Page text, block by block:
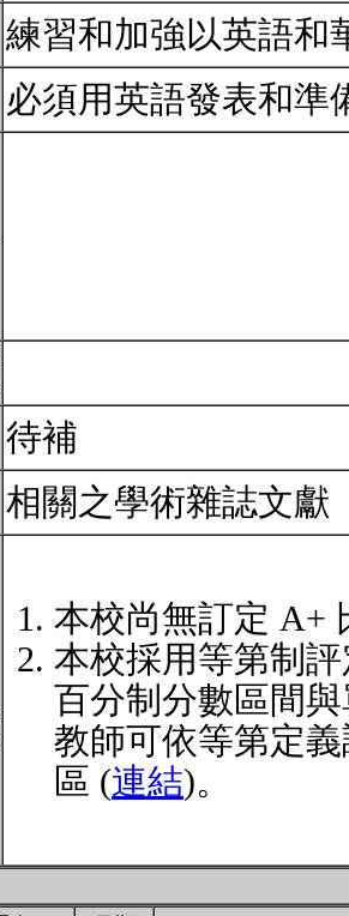
練習和加強以英語和
必須用英語發表和
待補
相關之學術雜誌文獻
本校尚無訂定 A+
本校採用等第制
百分制分數區間
教師可依等第定
區 (連結)。